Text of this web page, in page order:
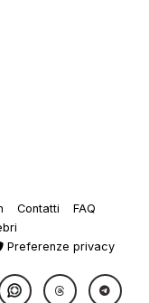
Contatti
FAQ
Preferenze privacy